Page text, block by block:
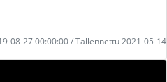
08-27 00:00:00 / Tallennettu 2021-05-14